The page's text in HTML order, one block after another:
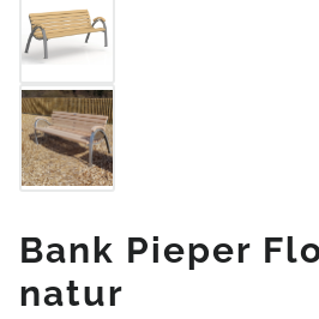
Bank Pieper
natur